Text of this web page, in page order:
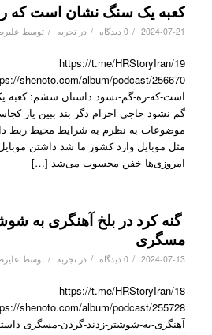
کعبه یک سنگ نشان است که
2024-07-21
/ 0 دیدگاه / در تجربه / توسط
https://t.me/HRStoryIran/19
است-که-ره-گم-نشود داستان ششم:
گم نشود حاجی احرام دگر بند ببین یار
موضوعات به نظرم به شرایط محیط ربط
مثل موبایل وارد کشور ما شد داشتن
امروزی‌ها خفن محسوب می‌شد […]
گنه کرد در بلخ آهنگری به
مسگری
2024-07-13
/ 0 دیدگاه / در تجربه / توسط
https://t.me/HRStoryIran/18
آهنگری-به-شوشتر-زدند-گردن-مسگری